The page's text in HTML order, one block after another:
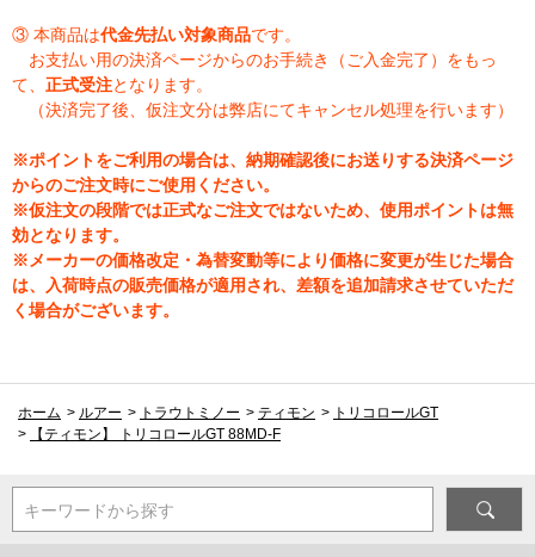
③ 本商品は代金先払い対象商品です。
お支払い用の決済ページからのお手続き（ご入金完了）をもっ
て、 正式受注となります。
（決済完了後、仮注文分は弊店にてキャンセル処理を行います）
※ポイントをご利用の場合は、納期確認後にお送りする決済ページ
からのご注文時にご使用ください。
※仮注文の段階では正式なご注文ではないため、使用ポイントは無
効となります。
※メーカーの価格改定・為替変動等により価格に変更が生じた場合
は、入荷時点の販売価格が適用され、差額を追加請求させていただ
く場合がございます。
ホーム > ルアー > トラウトミノー > ティモン > トリコロールGT
>
【ティモン】 トリコロールGT 88MD-F
キーワードから探す